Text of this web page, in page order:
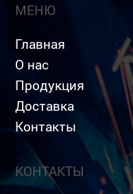
МЕНЮ
Главная
О нас
Продукция
Доставка
Контакты
КОНТАКТЫ